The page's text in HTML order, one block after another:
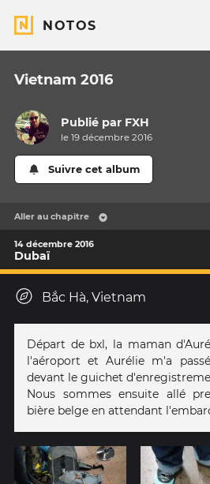
NOTOS
Vietnam 2016
Publié par FXH
le 19 décembre 2016
Suivre cet album
Aller au chapitre
14 décembre 2016
Dubaï
Bắc Hà, Vietnam
Départ de bxl, la maman
l'aéroport et Aurélie m'a
devant le guichet
Nous sommes ensuite allé
bière belge en attendant